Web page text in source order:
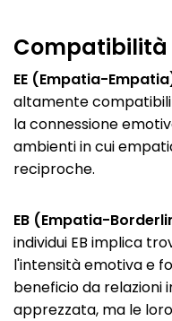
Compatibilità
EE (Empatia-
altamente
la connessione
ambienti in cui
reciproche.
EB (Empatia-
individui EB implica
l'intensità emotiva e
beneficio da relazioni
apprezzata, ma le